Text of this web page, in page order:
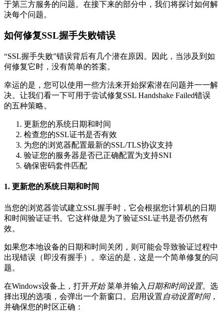
于第三方服务的问题。在接下来的部分中，我们将探讨如何解
决每个问题。
如何修复SSL握手失败错误
“SSL握手失败”错误背后有几个潜在原因。因此，当涉及到如
何修复它时，没有简单的答案。
幸运的是，您可以使用一些方法来开始探索潜在问题并一一解
决。让我们看一下可用于尝试修复SSL Handshake Failed错误
的五种策略。
更新您的系统日期和时间
检查您的SSL证书是否有效
为您的浏览器配置最新的SSL/TLS协议支持
验证您的服务器是否已正确配置为支持SNI
确保密码套件匹配
1. 更新您的系统日期和时间
当您的浏览器尝试建立SSL握手时，它会根据您计算机的日期
和时间验证证书。它这样做是为了验证SSL证书是否仍然有
效。
如果您本地设备的日期和时间关闭，则可能会导致验证过程中
出现错误（即没有握手）。幸运的是，这是一个简单修复的问
题。
在Windows设备上，打开开始菜单并输入 日期和时间设置。选
择出现的选项，会弹出一个新窗口。启用设置自动设置时间，
并确保您的时区正确：